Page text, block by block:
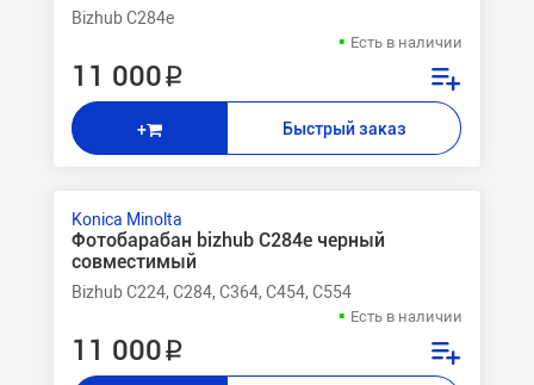
Bizhub C284e
Есть в наличии
11 000 ₽
+ Быстрый заказ
Konica Minolta
Фотобарабан bizhub C284e черный
совместимый
Bizhub C224, C284, C364, C454, C554
Есть в наличии
11 000 ₽